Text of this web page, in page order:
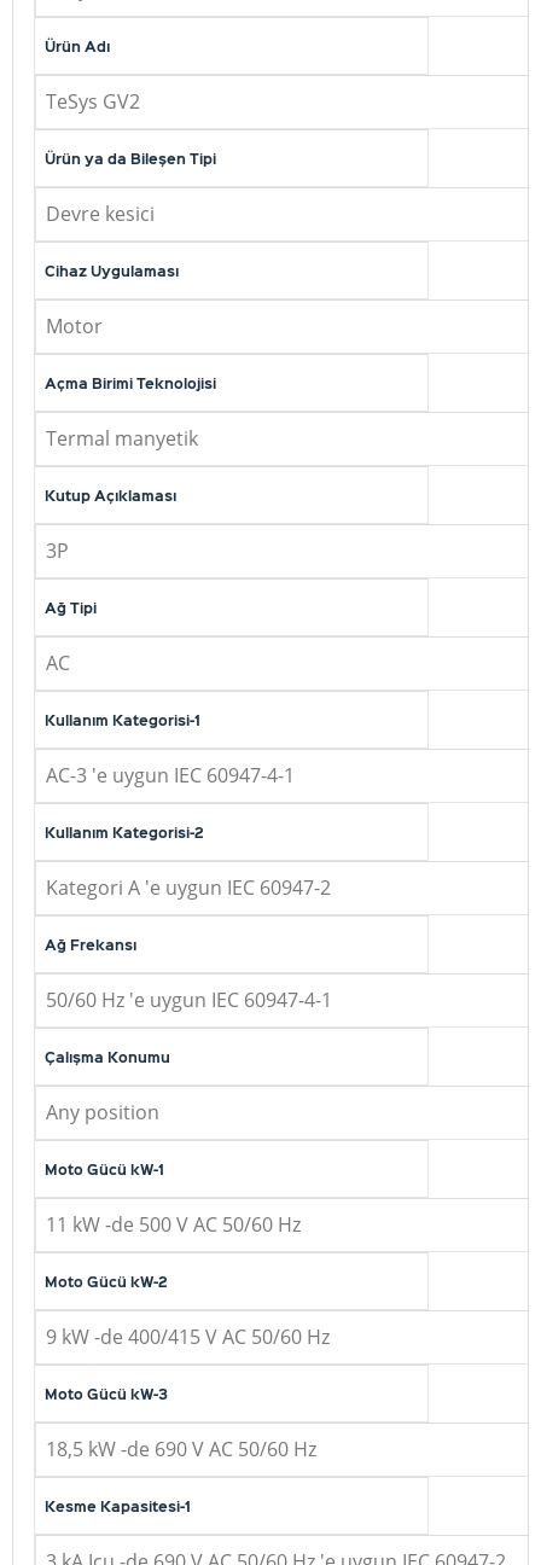
Ürün Adı
TeSys GV2
Ürün ya da Bileşen Tipi
Devre kesici
Cihaz Uygulaması
Motor
Açma Birimi Teknolojisi
Termal manyetik
Kutup Açıklaması
3P
Ağ Tipi
AC
Kullanım Kategorisi-1
AC-3 'e uygun IEC 60947-4-1
Kullanım Kategorisi-2
Kategori A 'e uygun IEC 60947-2
Ağ Frekansı
50/60 Hz 'e uygun IEC 60947-4-1
Çalışma Konumu
Any position
Moto Gücü kW-1
11 kW -de 500 V AC 50/60 Hz
Moto Gücü kW-2
9 kW -de 400/415 V AC 50/60 Hz
Moto Gücü kW-3
18,5 kW -de 690 V AC 50/60 Hz
Kesme Kapasitesi-1